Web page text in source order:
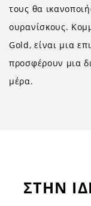
τους θα
ουρανίσκους.
Gold, είναι μια
προσφέρουν μια
μέρα.
ΣΤΗΝ